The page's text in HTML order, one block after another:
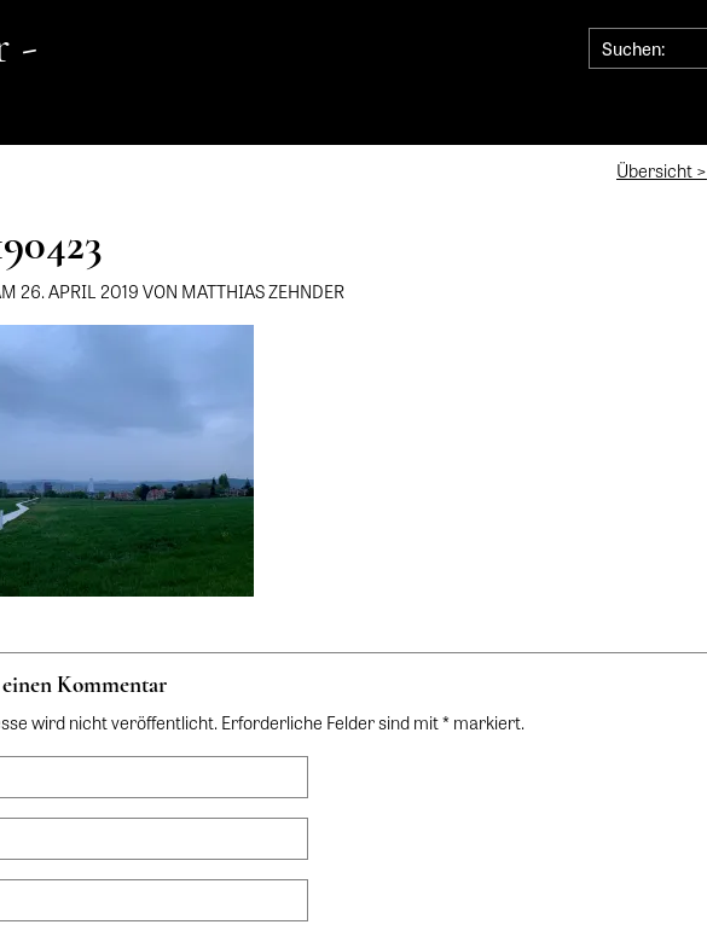
-
Übersicht >
26. APRIL 2019 VON MATTHIAS ZEHNDER
Kommentar
wird nicht veröffentlicht. Erforderliche Felder sind mit * markiert.